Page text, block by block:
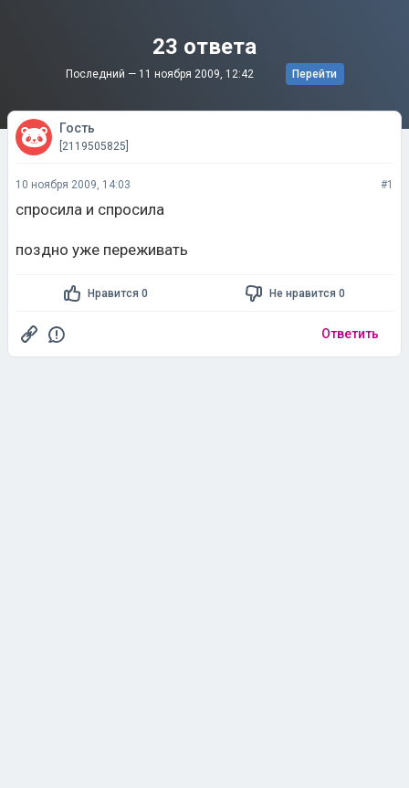
23 ответа
Последний — 11 ноября 2009, 12:42 Перейти
Гость
[2119505825]
10 ноября 2009, 14:03 #1
спросила и спросила
поздно уже переживать
Нравится 0 Не нравится 0
Ответить